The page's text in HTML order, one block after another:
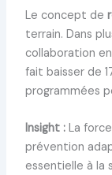
Le concept de
terrain. Dans
collaboration
fait baisser de
programmées
Insight :La
prévention
essentielle à la